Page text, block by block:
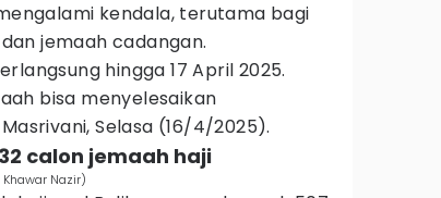
kendala, terutama bagi
jemaah cadangan.
hingga 17 April 2025.
bisa menyelesaikan
Selasa (16/4/2025).
calon jemaah haji
Nazir)